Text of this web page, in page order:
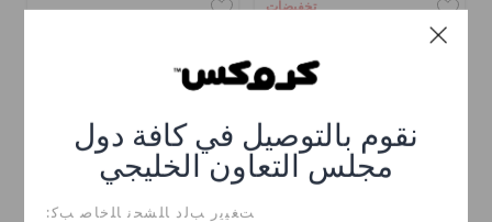
نقوم بالتوصيل في كافة دول
مجلس التعاون الخليجي
ﺖﻐﻴﻳﺭ ﺐﻟﺩ ﺎﻠﺸﺤﻧ ﺎﻠﺧﺎﺻ ﺐﻛ:
تخفيضات